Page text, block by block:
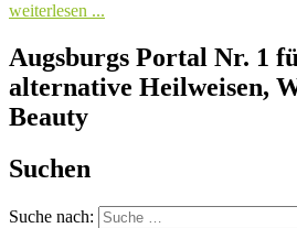
weiterlesen ...
Augsburgs Portal Nr. 1
alternative Heilweisen,
Beauty
Suchen
Suche nach: